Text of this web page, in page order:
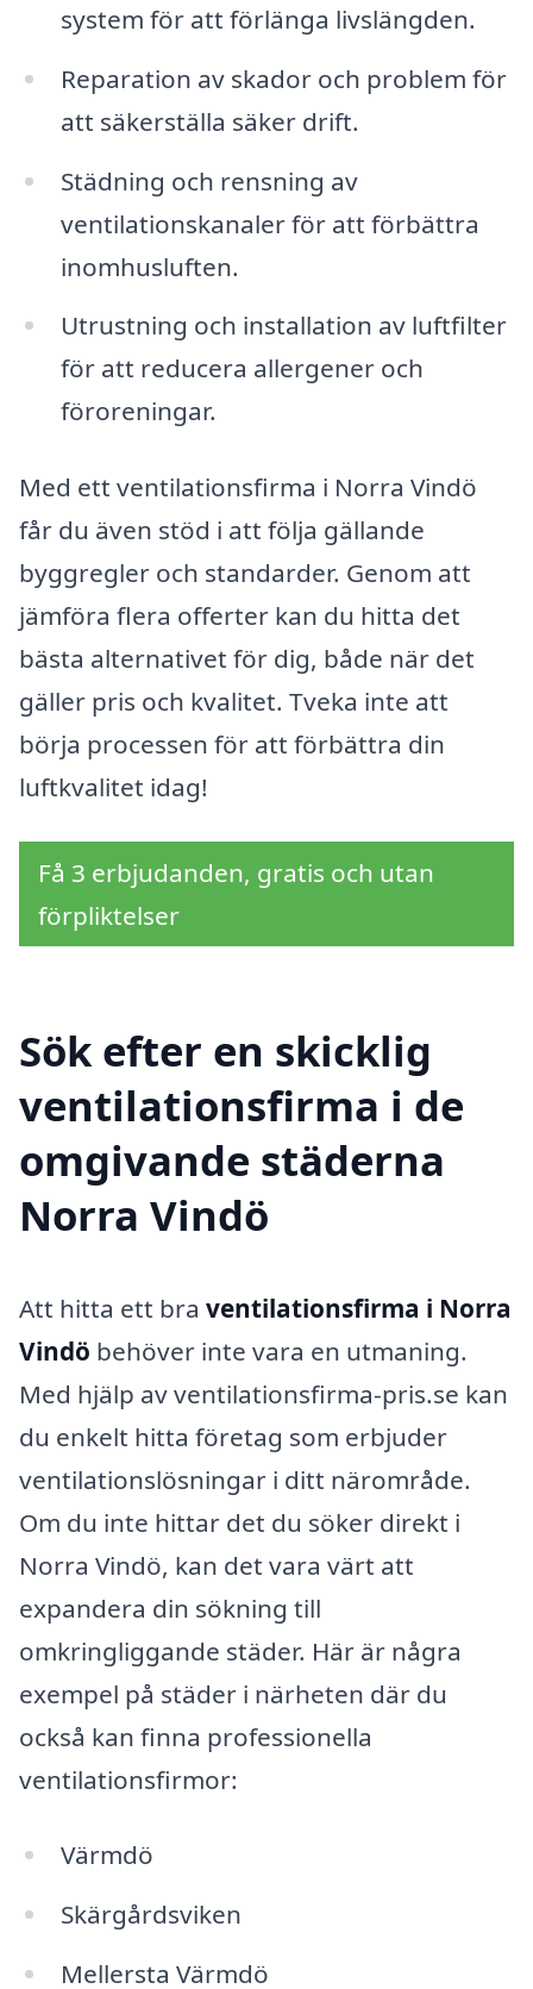
system för att förlänga livslängden.
Reparation av skador och problem för
att säkerställa säker drift.
Städning och rensning av
ventilationskanaler för att förbättra
inomhusluften.
Utrustning och installation av luftfilter
för att reducera allergener och
föroreningar.
Med ett ventilationsfirma i Norra Vindö
får du även stöd i att följa gällande
byggregler och standarder. Genom att
jämföra flera offerter kan du hitta det
bästa alternativet för dig, både när det
gäller pris och kvalitet. Tveka inte att
börja processen för att förbättra din
luftkvalitet idag!
Få 3 erbjudanden, gratis och utan
förpliktelser
Sök efter en skicklig
ventilationsfirma i de
omgivande städerna
Norra Vindö
Att hitta ett bra ventilationsfirma i Norra
Vindö behöver inte vara en utmaning.
Med hjälp av ventilationsfirma-pris.se kan
du enkelt hitta företag som erbjuder
ventilationslösningar i ditt närområde.
Om du inte hittar det du söker direkt i
Norra Vindö, kan det vara värt att
expandera din sökning till
omkringliggande städer. Här är några
exempel på städer i närheten där du
också kan finna professionella
ventilationsfirmor:
Värmdö
Skärgårdsviken
Mellersta Värmdö